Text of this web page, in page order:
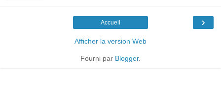
›
Accueil
Afficher la version Web
Fourni par Blogger.